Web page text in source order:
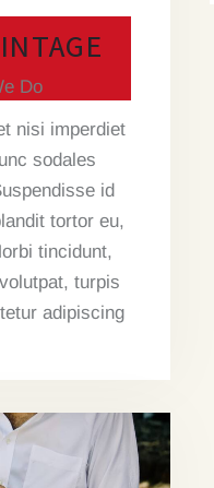
Do
nisi imperdiet
sodales
id
tortor eu,
tincidunt,
turpis
adipiscing…